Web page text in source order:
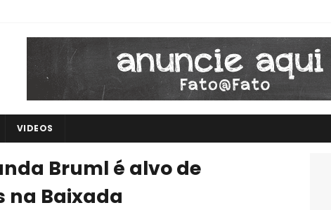
VIDEOS
Bruml é alvo de
na Baixada